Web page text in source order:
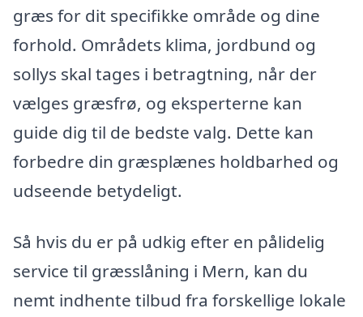
græs for dit specifikke område og dine
forhold. Områdets klima, jordbund og
sollys skal tages i betragtning, når der
vælges græsfrø, og eksperterne kan
guide dig til de bedste valg. Dette kan
forbedre din græsplænes holdbarhed og
udseende betydeligt.
Så hvis du er på udkig efter en pålidelig
service til græsslåning i Mern, kan du
nemt indhente tilbud fra forskellige lokale